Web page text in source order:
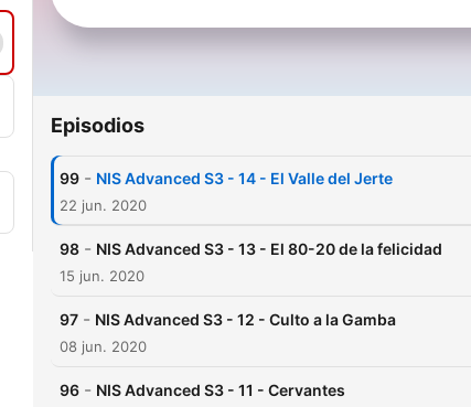
Episodios
99 - NIS Advanced S3 - 14 - El Valle del Jerte
22 jun. 2020
98 - NIS Advanced S3 - 13 - El 80-20 de la felicidad
15 jun. 2020
97 - NIS Advanced S3 - 12 - Culto a la Gamba
08 jun. 2020
96 - NIS Advanced S3 - 11 - Cervantes